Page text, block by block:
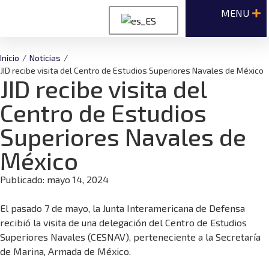
Inicio / Noticias /
JID recibe visita del Centro de Estudios Superiores Navales de México
JID recibe visita del
Centro de Estudios
Superiores Navales de
México
Publicado: mayo 14, 2024
El pasado 7 de mayo, la Junta Interamericana de Defensa
recibió la visita de una delegación del Centro de Estudios
Superiores Navales (CESNAV), perteneciente a la Secretaría
de Marina, Armada de México.